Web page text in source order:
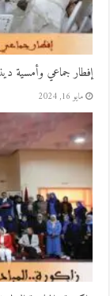
إفطار جماعي وأمسية
مايو 16, 2024